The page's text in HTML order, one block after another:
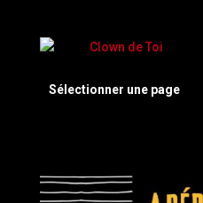
Sélectionner une page